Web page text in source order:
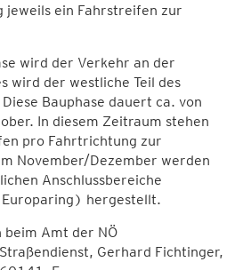
jeweils ein Fahrstreifen zur
wird der Verkehr an der
wird der westliche Teil des
Bauphase dauert ca. von
In diesem Zeitraum stehen
pro Fahrtrichtung zur
November/Dezember werden
Anschlussbereiche
hergestellt.
Amt der NÖ
Gerhard Fichtinger,